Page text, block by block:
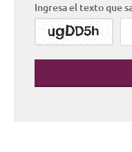
Ingresa el texto que